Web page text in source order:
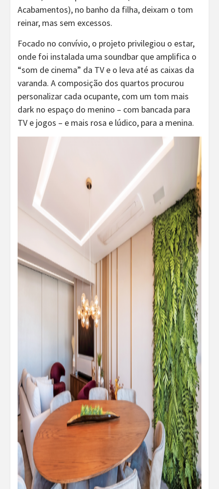
Acabamentos), no banho da filha, deixam o tom
reinar, mas sem excessos.
Focado no convívio, o projeto privilegiou o estar,
onde foi instalada uma soundbar que amplifica o
“som de cinema” da TV e o leva até as caixas da
varanda. A composição dos quartos procurou
personalizar cada ocupante, com um tom mais
dark no espaço do menino – com bancada para
TV e jogos – e mais rosa e lúdico, para a menina.